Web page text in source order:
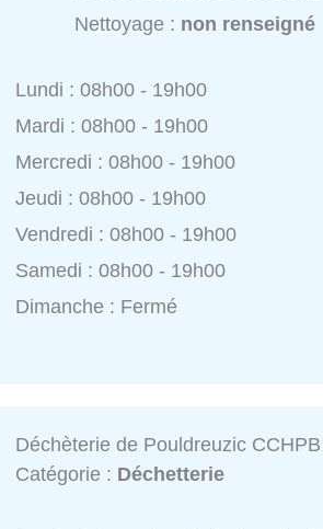
Nettoyage : non renseigné
Lundi : 08h00 - 19h00
Mardi : 08h00 - 19h00
Mercredi : 08h00 - 19h00
Jeudi : 08h00 - 19h00
Vendredi : 08h00 - 19h00
Samedi : 08h00 - 19h00
Dimanche : Fermé
Déchèterie de Pouldreuzic CCHPB
Catégorie : Déchetterie